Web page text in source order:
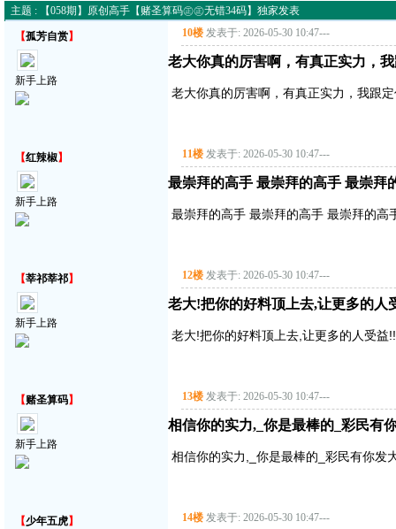
主题 : 【058期】原创高手【赌圣算码㊣㊣无错34码】独家发表
【孤芳自赏】
新手上路
10楼 发表于: 2026-05-30 10:47---
老大你真的厉害啊，有真正实力，
老大你真的厉害啊，有真正实力，我跟
【红辣椒】
新手上路
11楼 发表于: 2026-05-30 10:47---
最崇拜的高手 最崇拜的高手 最崇拜
最崇拜的高手 最崇拜的高手 最崇拜的高
【莘祁莘祁】
新手上路
12楼 发表于: 2026-05-30 10:47---
老大!把你的好料顶上去,让更多的人
老大!把你的好料顶上去,让更多的人受益
【赌圣算码】
新手上路
13楼 发表于: 2026-05-30 10:47---
相信你的实力,_你是最棒的_彩民有
相信你的实力,_你是最棒的_彩民有你发
【少年五虎】 14楼 发表于: 2026-05-30 10:47---